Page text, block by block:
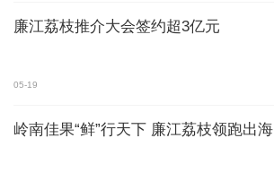
廉江荔枝推介大会签约超3亿元
05-19
岭南佳果“鲜”行天下 廉江荔枝领跑出海